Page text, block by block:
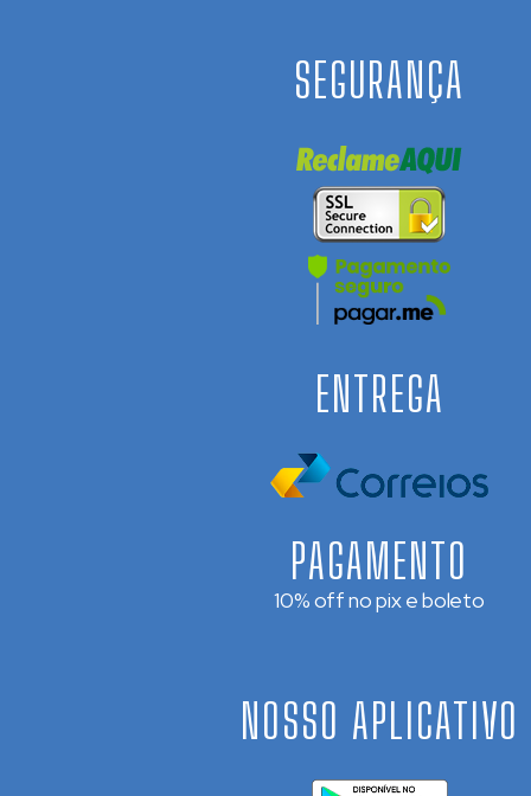
PAGAMENTO
10% off no pix e boleto
ENTREGA
SEGURANÇA
NOSSO APLICATIVO